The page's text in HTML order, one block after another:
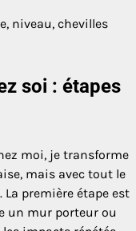
niveau, chevilles
soi : étapes
moi, je transforme
mais avec tout le
première étape est
un mur porteur ou